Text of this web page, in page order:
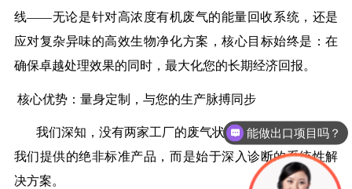
线——无论是针对高浓度有机废气的能量回收系统，还是
应对复杂异味的高效生物净化方案，核心目标始终是：在
确保卓越处理效果的同时，最大化您的长期经济回报。
核心优势：量身定制，与您的生产脉搏同步
我们深知，没有两家工厂的废气状况完全相同。因此，
我们提供的绝非标准产品，而是始于深入诊断的系统性解
决方案。
能做出口项目吗？